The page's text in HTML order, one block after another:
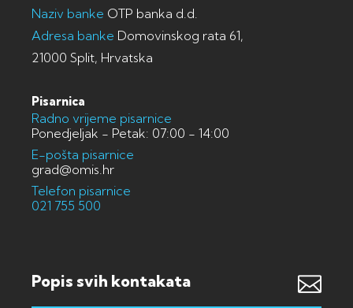
Naziv banke OTP banka d.d.
Adresa banke Domovinskog rata 61,
21000 Split, Hrvatska
Pisarnica
Radno vrijeme pisarnice
Ponedjeljak - Petak: 07:00 - 14:00
E-pošta pisarnice
grad@omis.hr
Telefon pisarnice
021 755 500
Popis svih kontakata